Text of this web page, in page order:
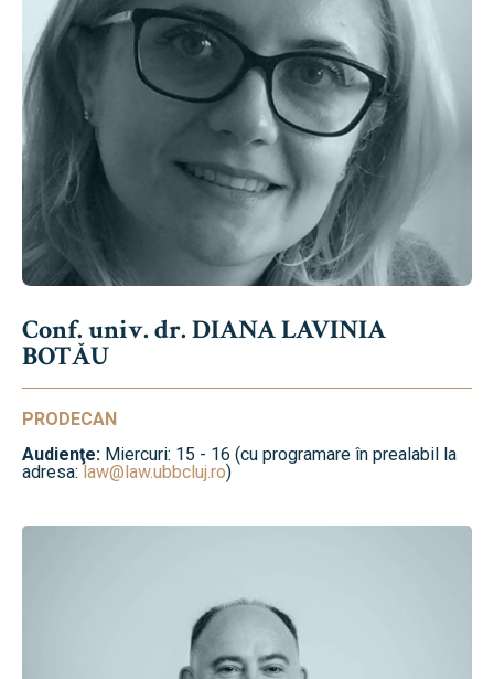
Conf. univ. dr. DIANA LAVINIA
BOTĂU
PRODECAN
Audienţe: Miercuri: 15 - 16 (cu programare în prealabil la
adresa: law@law.ubbcluj.ro)